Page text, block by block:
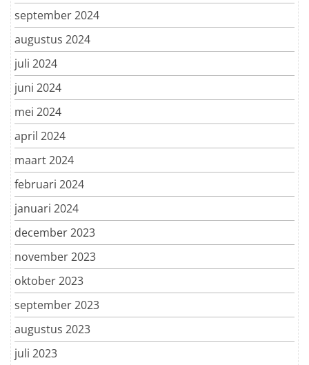
september 2024
augustus 2024
juli 2024
juni 2024
mei 2024
april 2024
maart 2024
februari 2024
januari 2024
december 2023
november 2023
oktober 2023
september 2023
augustus 2023
juli 2023